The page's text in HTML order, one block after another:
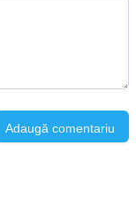
Adaugă comentariu